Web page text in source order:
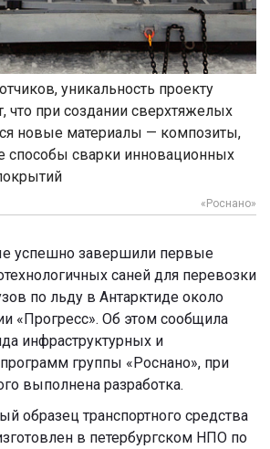
уникальность проекту
что при создании сверхтяжелых
новые материалы — композиты,
способы сварки инновационных
«Роснано»
успешно завершили первые
саней для перевозки
по льду в Антарктиде около
«Прогресс». Об этом сообщила
инфраструктурных и
группы «Роснано», при
выполнена разработка.
образец транспортного средства
в петербургском НПО по